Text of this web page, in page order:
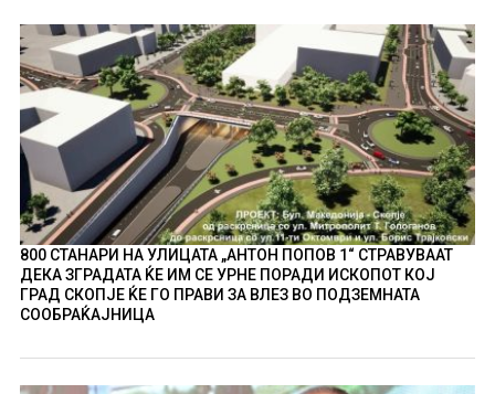
800 СТАНАРИ НА УЛИЦАТА „АНТОН ПОПОВ 1“ СТРАВУВААТ
ДЕКА ЗГРАДАТА ЌЕ ИМ СЕ УРНЕ ПОРАДИ ИСКОПОТ КОЈ
ГРАД СКОПЈЕ ЌЕ ГО ПРАВИ ЗА ВЛЕЗ ВО ПОДЗЕМНАТА
СООБРАЌАЈНИЦА